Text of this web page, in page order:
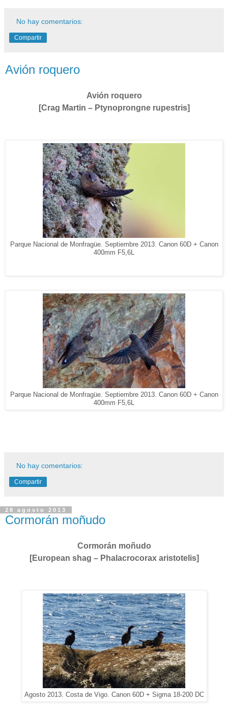
No hay comentarios:
Compartir
Avión roquero
Avión roquero
[Crag Martin – Ptynoprongne rupestris]
Parque Nacional de Monfragüe. Septiembre 2013. Canon 60D + Canon
400mm F5,6L
Parque Nacional de Monfragüe. Septiembre 2013. Canon 60D + Canon
400mm F5,6L
No hay comentarios:
Compartir
28 agosto 2013
Cormorán moñudo
Cormorán moñudo
[European shag – Phalacrocorax aristotelis]
Agosto 2013. Costa de Vigo. Canon 60D + Sigma 18-200 DC